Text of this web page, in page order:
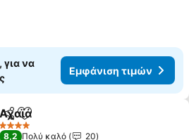
για να
Εμφάνιση τιμών
Κοινοποίηση
Προσθήκη στα αγαπημένα
Αχαϊά
4 Αστέρια
8,2 Πολύ καλό
20